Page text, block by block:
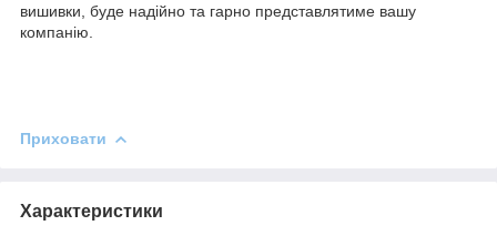
вишивки, буде надійно та гарно представлятиме вашу
компанію.
Приховати
Характеристики